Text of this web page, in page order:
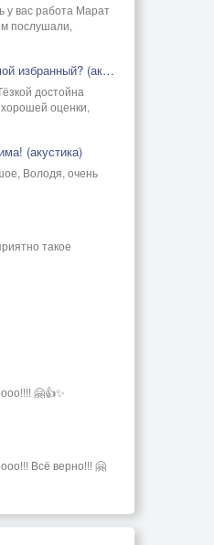
у вас работа Марат
послушали,
(акустика)
достойна
оценки,
(акустика)
Володя, очень
такое
🤗👍✨
Всё верно!!! 🤗